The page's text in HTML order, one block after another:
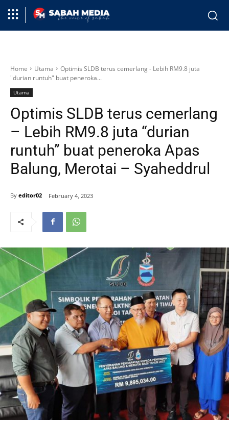
Home Utama
Optimis SLDB terus cemerlang - Lebih RM9.8 juta
"durian runtuh" buat peneroka...
Utama
Optimis SLDB terus cemerlang
– Lebih RM9.8 juta “durian
runtuh” buat peneroka Apas
Balung, Merotai – Syaheddrul
By editor02 February 4, 2023